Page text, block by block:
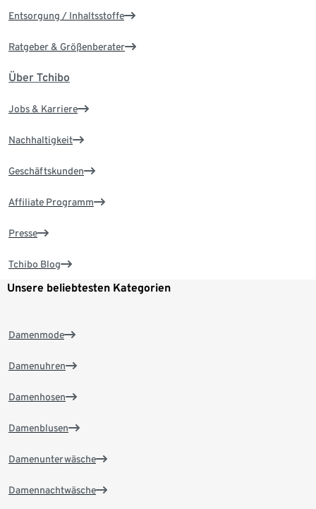
Entsorgung / Inhaltsstoffe
Ratgeber & Größenberater
Über Tchibo
Jobs & Karriere
Nachhaltigkeit
Geschäftskunden
Affiliate Programm
Presse
Tchibo Blog
Unsere beliebtesten Kategorien
Damenmode
Damenuhren
Damenhosen
Damenblusen
Damenunterwäsche
Damennachtwäsche